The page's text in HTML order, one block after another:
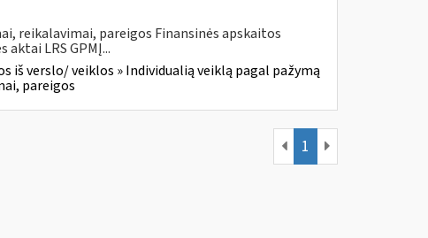
reikalavimai, pareigos Finansinės apskaitos
LRS GPMĮ...
iš verslo/ veiklos » Individualią veiklą pagal pažymą
pareigos
1